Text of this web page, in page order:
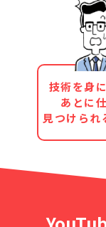
技術を身
あとに
見つけられ